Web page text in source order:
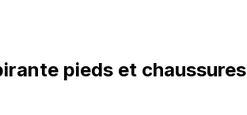
pieds et chaussures